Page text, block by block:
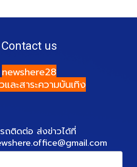
Contact us
newshere28
และสาระความบันเทิง
ถติดต่อ ส่งข่าวได้ที่